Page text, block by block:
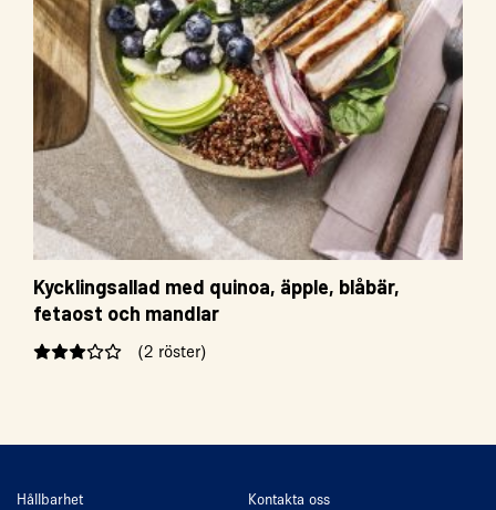
Kycklingsallad med quinoa, äpple, blåbär,
fetaost och mandlar
(2 röster)
Hållbarhet
Kontakta oss